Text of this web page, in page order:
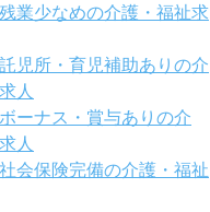
業少なめの介護・福祉求
児所・育児補助ありの介
人
ーナス・賞与ありの介
人
会保険完備の介護・福祉